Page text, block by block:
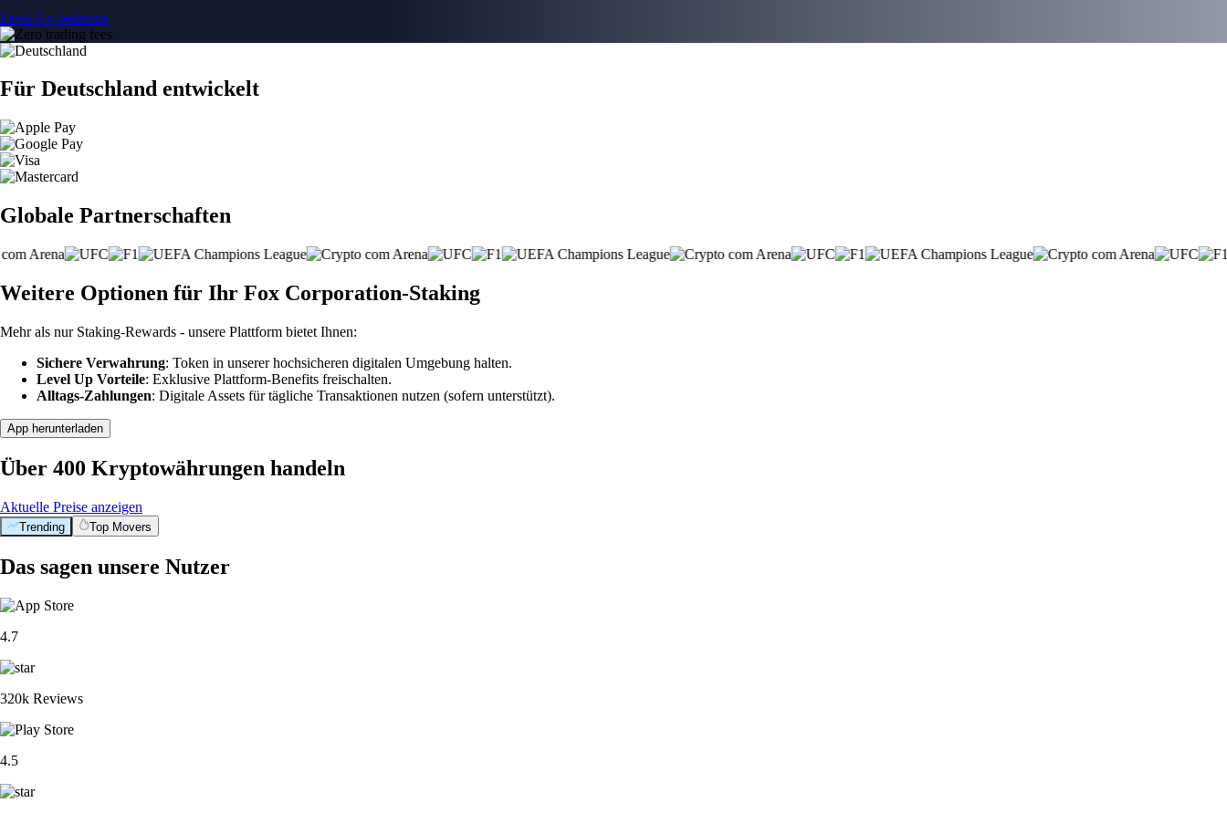
Level Up beitreten
Für Deutschland entwickelt
Globale Partnerschaften
Weitere Optionen für Ihr Fox Corporation-Staking
Mehr als nur Staking-Rewards - unsere Plattform bietet Ihnen:
Sichere Verwahrung: Token in unserer hochsicheren digitalen Umgebung halten.
Level Up Vorteile: Exklusive Plattform-Benefits freischalten.
Alltags-Zahlungen: Digitale Assets für tägliche Transaktionen nutzen (sofern unterstützt).
App herunterladen
Über 400 Kryptowährungen handeln
Aktuelle Preise anzeigen
Trending Top Movers
Das sagen unsere Nutzer
4.7
320k Reviews
4.5